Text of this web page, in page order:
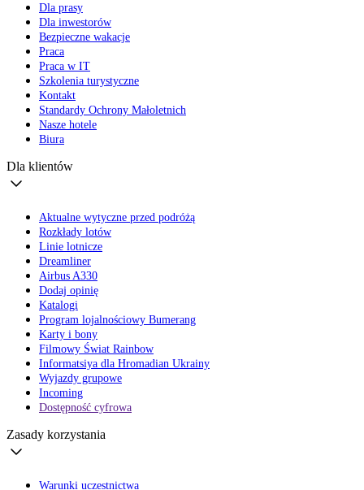
Dla prasy
Dla inwestorów
Bezpieczne wakacje
Praca
Praca w IT
Szkolenia turystyczne
Kontakt
Standardy Ochrony Małoletnich
Nasze hotele
Biura
Dla klientów
Aktualne wytyczne przed podróżą
Rozkłady lotów
Linie lotnicze
Dreamliner
Airbus A330
Dodaj opinię
Katalogi
Program lojalnościowy Bumerang
Karty i bony
Filmowy Świat Rainbow
Informatsiya dla Hromadian Ukrainy
Wyjazdy grupowe
Incoming
Dostępność cyfrowa
Zasady korzystania
Warunki uczestnictwa